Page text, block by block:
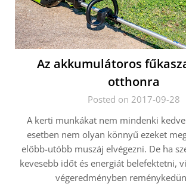
Az akkumulátoros
otthonra
Posted on 2017-09-28
A kerti munkákat nem mindenki
esetben nem olyan könnyű ezeket
előbb-utóbb muszáj elvégezni. De ha
kevesebb időt és energiát belefektetni,
végeredményben